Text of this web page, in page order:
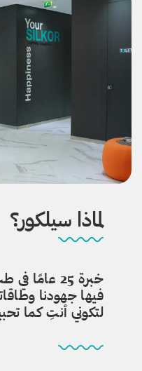
لماذا سيلكور؟
خبرة 25
فيها جهودنا
لتكوني أنتِ كما